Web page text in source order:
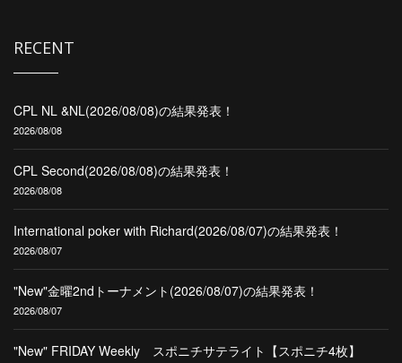
RECENT
CPL NL &NL(2026/08/08)の結果発表！
2026/08/08
CPL Second(2026/08/08)の結果発表！
2026/08/08
International poker with Richard(2026/08/07)の結果発表！
2026/08/07
"New"金曜2ndトーナメント(2026/08/07)の結果発表！
2026/08/07
"New" FRIDAY Weekly スポニチサテライト【スポニチ4枚】